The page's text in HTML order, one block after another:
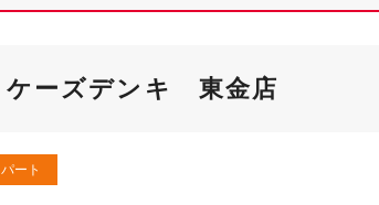
ケーズデンキ 東金店
パート